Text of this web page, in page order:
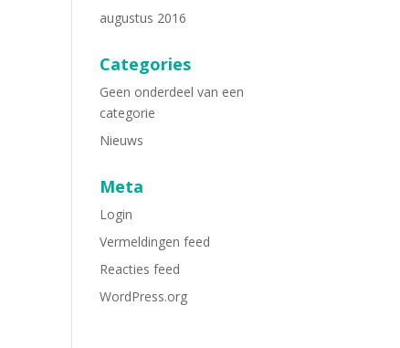
augustus 2016
Categories
Geen onderdeel van een
categorie
Nieuws
Meta
Login
Vermeldingen feed
Reacties feed
WordPress.org